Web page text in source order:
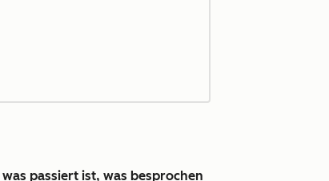
was passiert ist, was besprochen